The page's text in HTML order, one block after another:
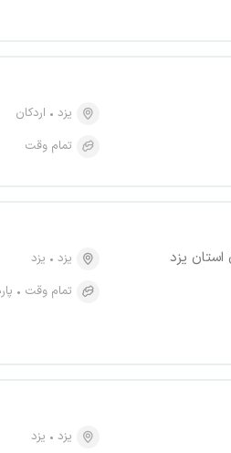
یزد
اردکان
تمام وقت
یزد یزد
یزد
تمام وقت
یزد
یزد